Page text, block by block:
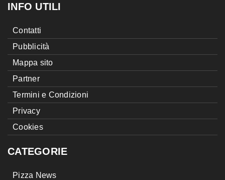
INFO UTILI
Contatti
Pubblicità
Mappa sito
Partner
Termini e Condizioni
Privacy
Cookies
CATEGORIE
Pizza News